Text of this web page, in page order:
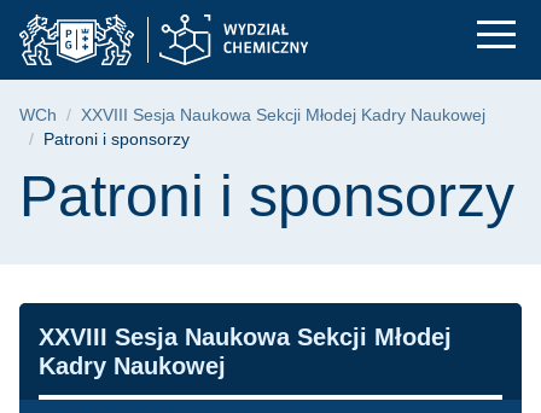
Przejdź
do
menu
Przejdź
do
wyszukiwarki
Przejdź
do
treści
Patroni i sponsorzy
Ścieżka nawigacyjna
WCh
XXVIII Sesja Naukowa Sekcji Młodej Kadry Naukowej
Patroni i sponsorzy
Treść strony
Patroni i sponsorzy
Nawigacja
XXVIII Sesja Naukowa Sekcji Młodej
Kadry Naukowej